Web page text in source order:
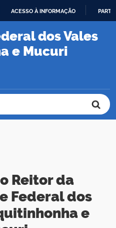
PARA
CONTEÚDO
ACESSO À INFORMAÇÃO
dos Vales
e Mucuri
Reitor da
Federal dos
e